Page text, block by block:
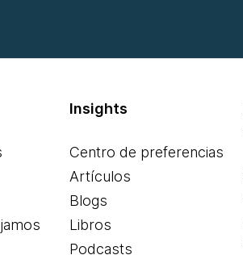
Insights
Centro de preferencias
Artículos
Blogs
Libros
Podcasts